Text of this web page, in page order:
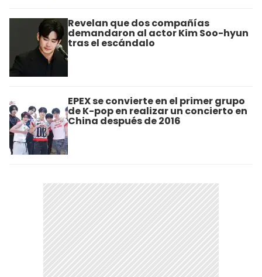
Revelan que dos compañías
demandaron al actor Kim Soo-hyun
tras el escándalo
EPEX se convierte en el primer grupo
de K-pop en realizar un concierto en
China después de 2016